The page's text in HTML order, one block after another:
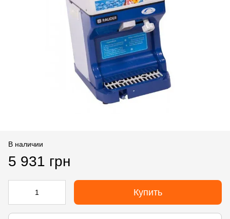
В наличии
5 931 грн
Купить